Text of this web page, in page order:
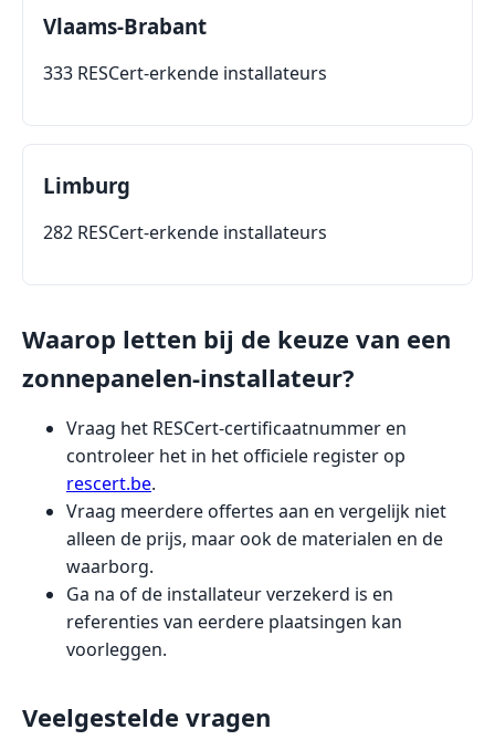
Vlaams-Brabant
333 RESCert-erkende installateurs
Limburg
282 RESCert-erkende installateurs
Waarop letten bij de keuze van een
zonnepanelen-installateur?
Vraag het RESCert-certificaatnummer en
controleer het in het officiele register op
rescert.be.
Vraag meerdere offertes aan en vergelijk niet
alleen de prijs, maar ook de materialen en de
waarborg.
Ga na of de installateur verzekerd is en
referenties van eerdere plaatsingen kan
voorleggen.
Veelgestelde vragen